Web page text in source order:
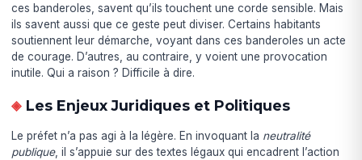
ces banderoles, savent qu’ils touchent une corde sensible. Mais
ils savent aussi que ce geste peut diviser. Certains habitants
soutiennent leur démarche, voyant dans ces banderoles un acte
de courage. D’autres, au contraire, y voient une provocation
inutile. Qui a raison ? Difficile à dire.
Les Enjeux Juridiques et Politiques
Le préfet n’a pas agi à la légère. En invoquant la neutralité
publique, il s’appuie sur des textes légaux qui encadrent l’action